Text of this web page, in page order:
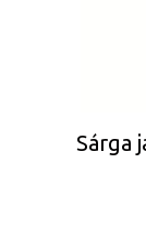
Sárga